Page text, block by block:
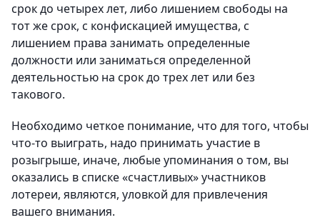
срок до четырех лет, либо лишением свободы на
тот же срок, с конфискацией имущества, с
лишением права занимать определенные
должности или заниматься определенной
деятельностью на срок до трех лет или без
такового.
Необходимо четкое понимание, что для того, чтобы
что-то выиграть, надо принимать участие в
розыгрыше, иначе, любые упоминания о том, вы
оказались в списке «счастливых» участников
лотереи, являются, уловкой для привлечения
вашего внимания.